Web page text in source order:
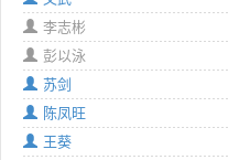
李志彬
彭以泳
苏剑
陈凤旺
王葵